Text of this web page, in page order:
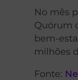
No mês
Quórum
bem-
milhões
Fonte: